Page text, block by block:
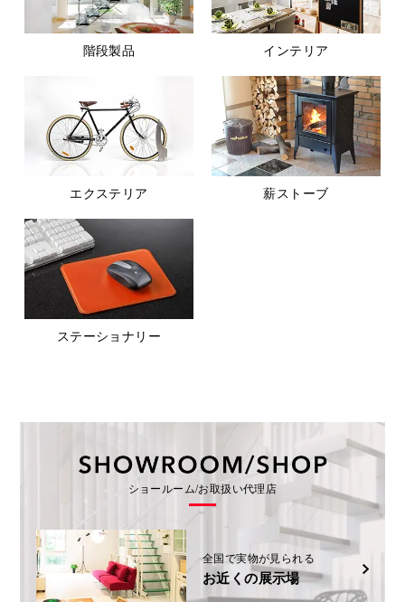
階段製品 インテリア
エクステリア 薪ストーブ
ステーショナリー
ショールーム/お取扱い代理店
全国で実物が見られる
お近くの展示場